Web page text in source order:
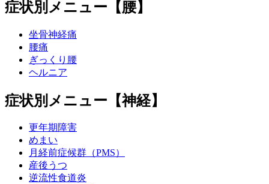
症状別メニュー【腰】
坐骨神経痛
腰痛
ぎっくり腰
ヘルニア
症状別メニュー【神経】
更年期障害
めまい
月経前症候群（PMS）
産後うつ
逆流性食道炎